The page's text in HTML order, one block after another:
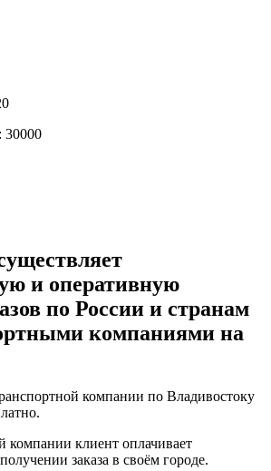
30000
и оперативную
по России и странам
компаниями на
компании по Владивостоку
компании клиент оплачивает
заказа в своём городе.